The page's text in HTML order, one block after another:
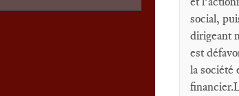
social,
dirigeant
est
la société